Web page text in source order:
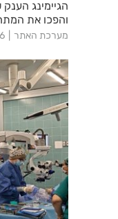
והפכו את
ובידור.
מערכת האתר